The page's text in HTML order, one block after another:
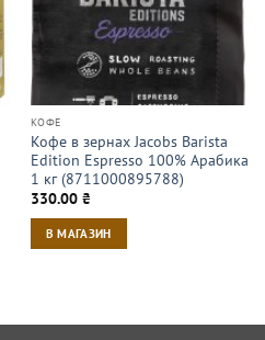
КОФЕ
Кофе в зернах Jacobs Barista
Edition Espresso 100% Арабика
1 кг (8711000895788)
330.00 ₴
В МАГАЗИН